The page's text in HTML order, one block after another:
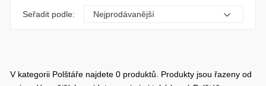
Seřadit podle:
V kategorii Polštáře najdete 0 produktů. Produkty jsou řazeny od